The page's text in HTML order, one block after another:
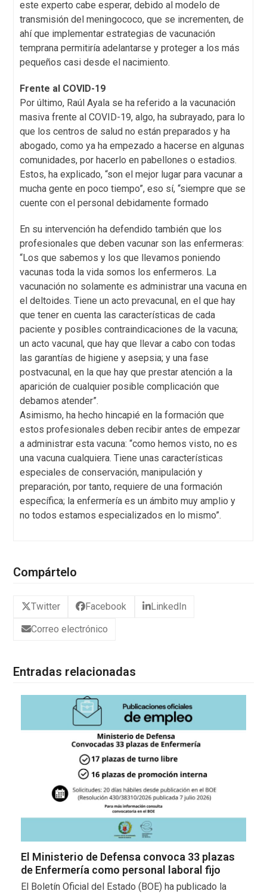
este experto cabe esperar, debido al modelo de
transmisión del meningococo, que se incrementen, de
ahí que implementar estrategias de vacunación
temprana permitiría adelantarse y proteger a los más
pequeños casi desde el nacimiento.
Frente al COVID-19
Por último, Raúl Ayala se ha referido a la vacunación
masiva frente al COVID-19, algo, ha subrayado, para lo
que los centros de salud no están preparados y ha
abogado, como ya ha empezado a hacerse en algunas
comunidades, por hacerlo en pabellones o estadios.
Estos, ha explicado, “son el mejor lugar para vacunar a
mucha gente en poco tiempo”, eso sí, “siempre que se
cuente con el personal debidamente formado
En su intervención ha defendido también que los
profesionales que deben vacunar son las enfermeras:
“Los que sabemos y los que llevamos poniendo
vacunas toda la vida somos los enfermeros. La
vacunación no solamente es administrar una vacuna en
el deltoides. Tiene un acto prevacunal, en el que hay
que tener en cuenta las características de cada
paciente y posibles contraindicaciones de la vacuna;
un acto vacunal, que hay que llevar a cabo con todas
las garantías de higiene y asepsia; y una fase
postvacunal, en la que hay que prestar atención a la
aparición de cualquier posible complicación que
debamos atender”.
Asimismo, ha hecho hincapié en la formación que
estos profesionales deben recibir antes de empezar
a administrar esta vacuna: “como hemos visto, no es
una vacuna cualquiera. Tiene unas características
especiales de conservación, manipulación y
preparación, por tanto, requiere de una formación
específica; la enfermería es un ámbito muy amplio y
no todos estamos especializados en lo mismo”.
Compártelo
Twitter Facebook LinkedIn
Correo electrónico
Entradas relacionadas
El Ministerio de Defensa convoca 33 plazas
de Enfermería como personal laboral fijo
El Boletín Oficial del Estado (BOE) ha publicado la